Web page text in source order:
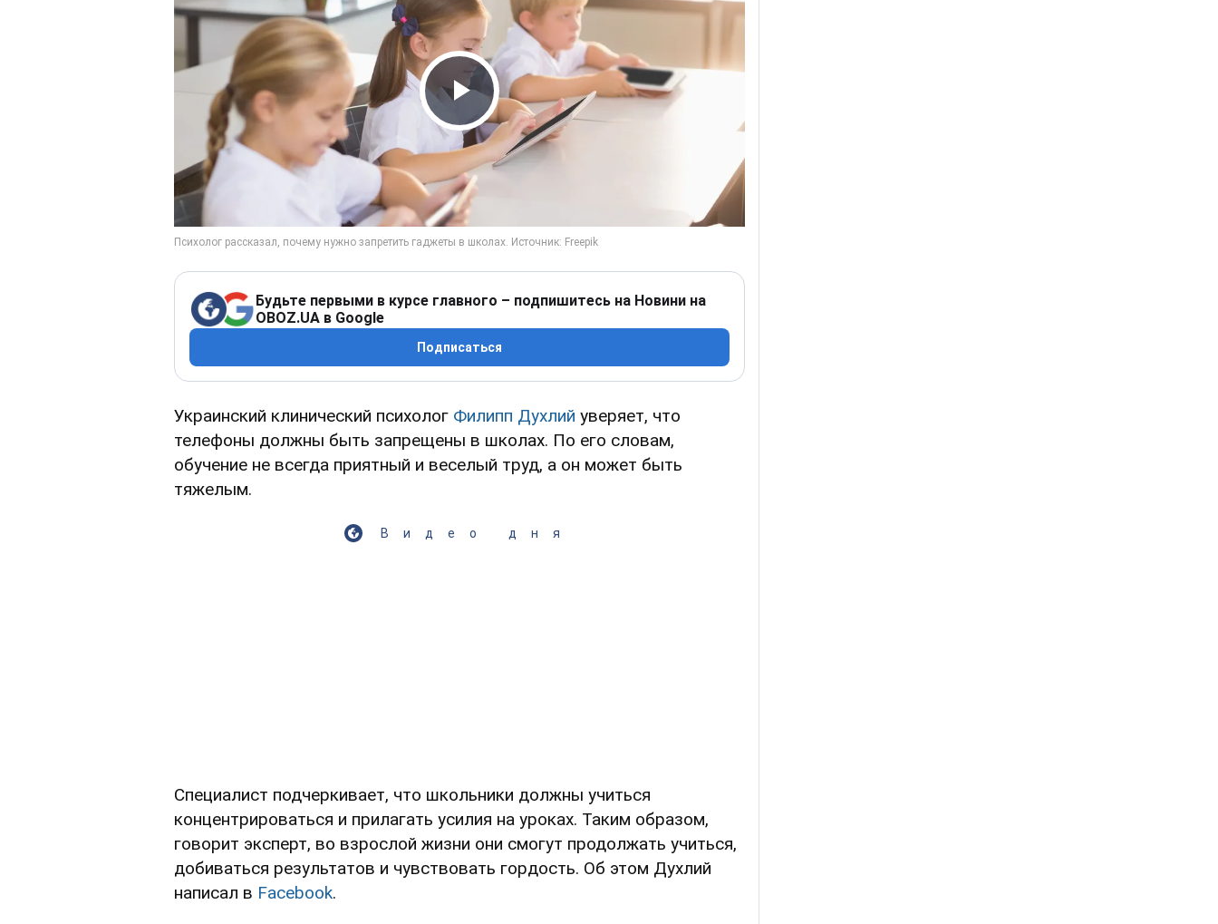
Play Video
Будьте первыми в курсе главного – подпишитесь на Новини на
OBOZ.UA в Google
Подписаться
Украинский клинический психолог Филипп Духлий уверяет, что
телефоны должны быть запрещены в школах. По его словам,
обучение не всегда приятный и веселый труд, а он может быть
тяжелым.
Видео дня
Специалист подчеркивает, что школьники должны учиться
концентрироваться и прилагать усилия на уроках. Таким образом,
говорит эксперт, во взрослой жизни они смогут продолжать учиться,
добиваться результатов и чувствовать гордость. Об этом Духлий
написал в Facebook.